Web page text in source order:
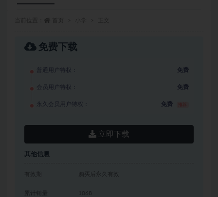
免费下载
普通用户特权： 免费
会员用户特权： 免费
永久会员用户特权： 免费
立即下载
其他信息
有效期 购买后永久有效
累计销量 1068